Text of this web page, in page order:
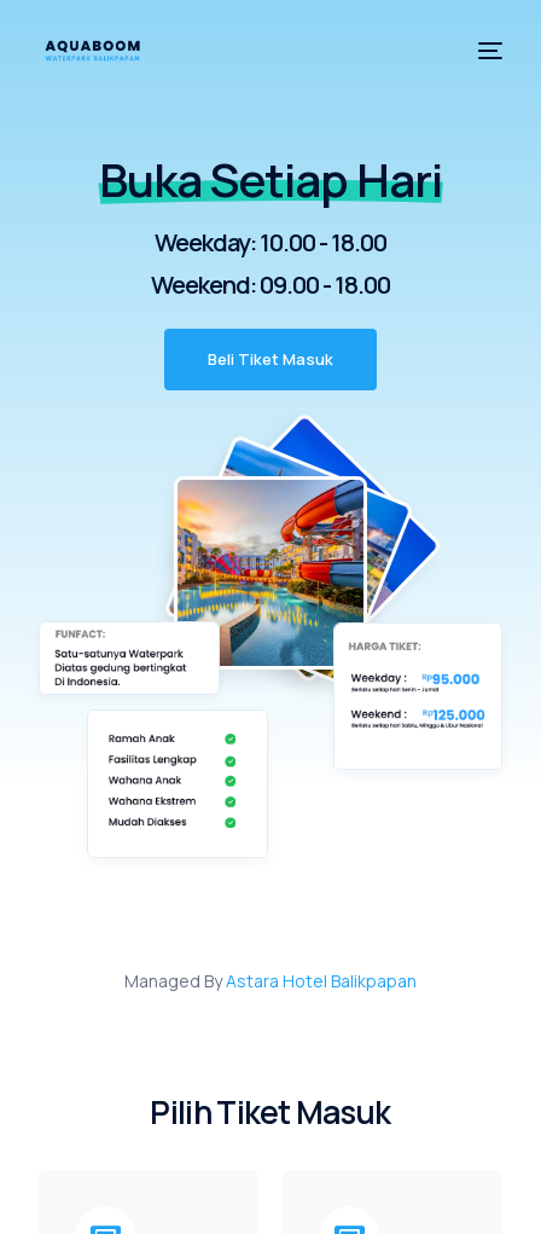
Buka Setiap Hari
Weekday: 10.00 - 18.00
Weekend: 09.00 - 18.00
Beli Tiket Masuk
Managed ByAstara Hotel Balikpapan
PilihTiketMasuk